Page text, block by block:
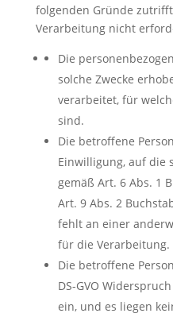
folgenden Gründe
Verarbeitung nicht
Die
solche Zwecke
verarbeitet, für
sind.
Die betroffene
Einwilligung, auf die
gemäß Art. 6 Abs. 1
Art. 9 Abs. 2
fehlt an einer
für die Verarbeitung.
Die betroffene
DS-GVO
ein, und es liegen